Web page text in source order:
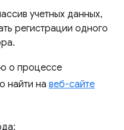
учетных данных,
регистрации одного
о процессе
найти на веб-сайте